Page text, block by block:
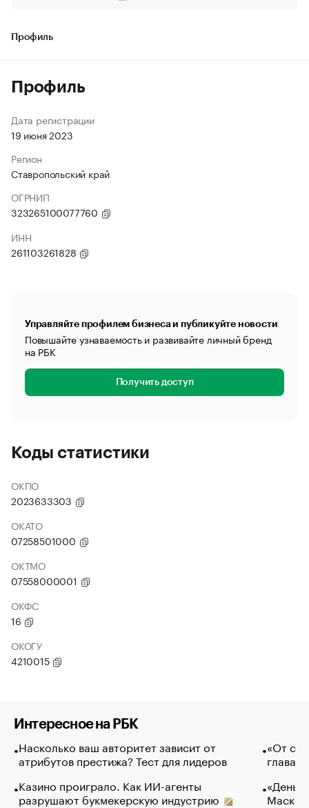
Профиль
Профиль
Дата регистрации
19 июня 2023
Регион
Ставропольский край
ОГРНИП
323265100077760
ИНН
261103261828
Управляйте профилем бизнеса и публикуйте новости
Повышайте узнаваемость и развивайте личный бренд
на РБК
Получить доступ
Коды статистики
ОКПО
2023633303
ОКАТО
07258501000
ОКТМО
07558000001
ОКФС
16
ОКОГУ
4210015
Интересное на РБК
Насколько ваш авторитет зависит от
атрибутов престижа? Тест для лидеров
Казино проиграло. Как ИИ-агенты
разрушают букмекерскую индустрию
«От
глава
Маск в